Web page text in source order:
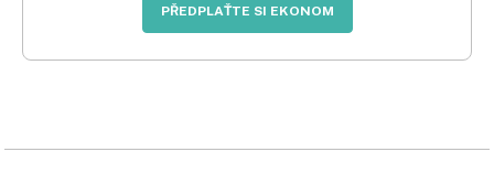
PŘEDPLAŤTE SI EKONOM